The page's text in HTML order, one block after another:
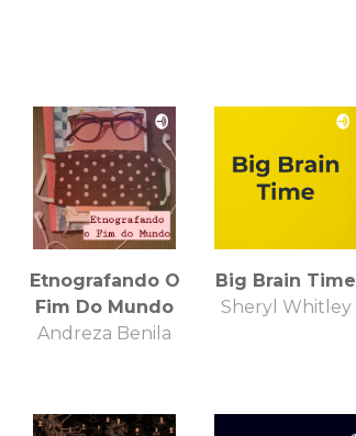
Etnografando O
Fim Do Mundo
Andreza Benila
Big Brain Time
Sheryl Whitley